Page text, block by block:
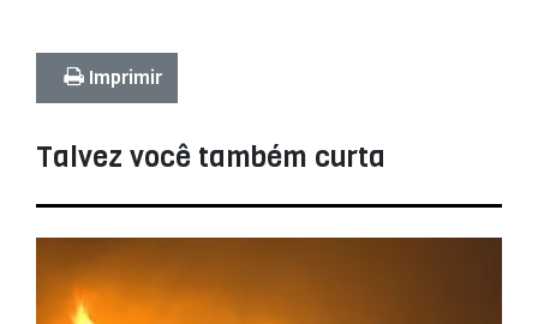
Imprimir
Talvez você também curta